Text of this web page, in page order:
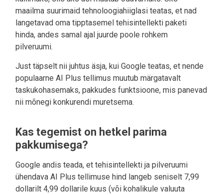
maailma suurimaid tehnoloogiahiiglasi teatas, et nad
langetavad oma tipptasemel tehisintellekti paketi
hinda, andes samal ajal juurde poole rohkem
pilveruumi.
Just täpselt nii juhtus äsja, kui Google teatas, et nende
populaarne AI Plus tellimus muutub märgatavalt
taskukohasemaks, pakkudes funktsioone, mis panevad
nii mõnegi konkurendi muretsema.
Kas tegemist on hetkel parima
pakkumisega?
Google andis teada, et tehisintellekti ja pilveruumi
ühendava AI Plus tellimuse hind langeb seniselt 7,99
dollarilt 4,99 dollarile kuus (või kohalikule valuuta